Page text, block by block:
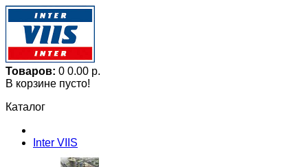
Товаров: 0 0.00 р.
В корзине пусто!
Каталог
Inter VIIS